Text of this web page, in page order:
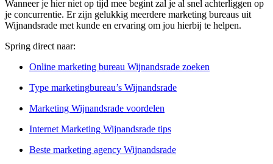
Wanneer je hier niet op tijd mee begint zal je al snel achterliggen op
je concurrentie. Er zijn gelukkig meerdere marketing bureaus uit
Wijnandsrade met kunde en ervaring om jou hierbij te helpen.
Spring direct naar:
Online marketing bureau Wijnandsrade zoeken
Type marketingbureau’s Wijnandsrade
Marketing Wijnandsrade voordelen
Internet Marketing Wijnandsrade tips
Beste marketing agency Wijnandsrade